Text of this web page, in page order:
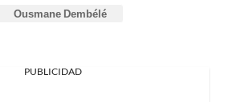
Ousmane Dembélé
PUBLICIDAD